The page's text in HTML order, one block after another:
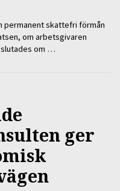
permanent skattefri förmån
om arbetsgivaren
om …
ger